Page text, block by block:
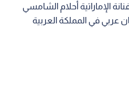
الإماراتية أحلام الشامسي
عربي في المملكة العربية